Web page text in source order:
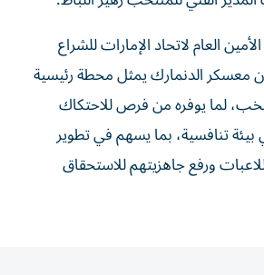
العام لاتحاد الإمارات للشراع
الدنمارك يمثل محطة رئيسية
لما يوفره من فرص للاحتكاك
تنافسية، بما يسهم في تطوير
ورفع جاهزيتهم للاستحقاق